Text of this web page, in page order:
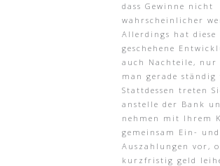
dass Gewinne nicht
wahrscheinlicher
Allerdings hat diese
geschehene
auch Nachteile, nur
man gerade
Stattdessen treten
anstelle der Bank
nehmen mit Ihrem
gemeinsam Ein- und
Auszahlungen vor,
kurzfristig geld